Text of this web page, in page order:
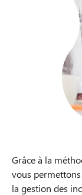
Grâce à la
vous
la gestion des